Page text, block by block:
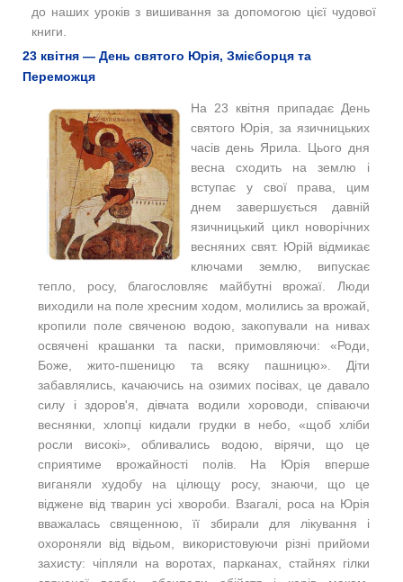
до наших уроків з вишивання за допомогою цієї чудової
книги.
23 квітня — День святого Юрія, Змієборця та
Переможця
На 23 квітня припадає День
святого Юрія, за язичницьких
часів день Ярила. Цього дня
весна сходить на землю і
вступає у свої права, цим
днем завершується давній
язичницький цикл новорічних
весняних свят. Юрій відмикає
ключами землю, випускає
тепло, росу, благословляє майбутні врожаї. Люди
виходили на поле хресним ходом, молились за врожай,
кропили поле свяченою водою, закопували на нивах
освячені крашанки та паски, примовляючи: «Роди,
Боже, жито-пшеницю та всяку пашницю». Діти
забавлялись, качаючись на озимих посівах, це давало
силу і здоров'я, дівчата водили хороводи, співаючи
веснянки, хлопці кидали грудки в небо, «щоб хліби
росли високі», обливались водою, вірячи, що це
сприятиме врожайності полів. На Юрія вперше
виганяли худобу на цілющу росу, знаючи, що це
віджене від тварин усі хвороби. Взагалі, роса на Юрія
вважалась священною, її збирали для лікування і
охороняли від відьом, використовуючи різні прийоми
захисту: чіпляли на воротах, парканах, стайнях гілки